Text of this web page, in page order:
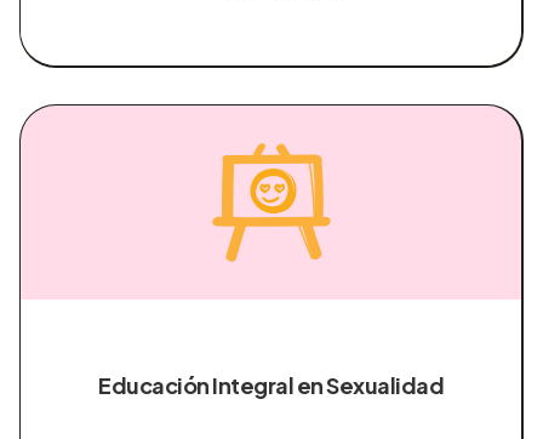
Educación Integral en Sexualidad